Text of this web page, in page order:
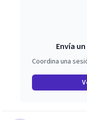
Envía
Coordina una